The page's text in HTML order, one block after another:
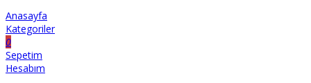
Anasayfa
Kategoriler
0
Sepetim
Hesabım